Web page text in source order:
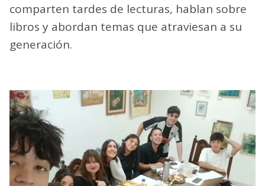
comparten tardes de lecturas, hablan sobre
libros y abordan temas que atraviesan a su
generación.